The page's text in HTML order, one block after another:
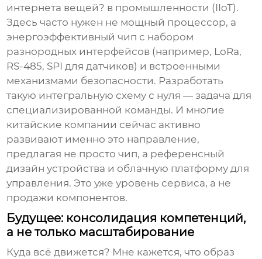
интернета вещей? в промышленности (IIoT).
Здесь часто нужен не мощный процессор, а
энергоэффективный чип с набором
разнородных интерфейсов (например, LoRa,
RS-485, SPI для датчиков) и встроенными
механизмами безопасности. Разработать
такую интегральную схему с нуля — задача для
специализированной команды. И многие
китайские компании сейчас активно
развивают именно это направление,
предлагая не просто чип, а референсный
дизайн устройства и облачную платформу для
управления. Это уже уровень сервиса, а не
продажи компонентов.
Будущее: консолидация компетенций,
а не только масштабирование
Куда всё движется? Мне кажется, что образ